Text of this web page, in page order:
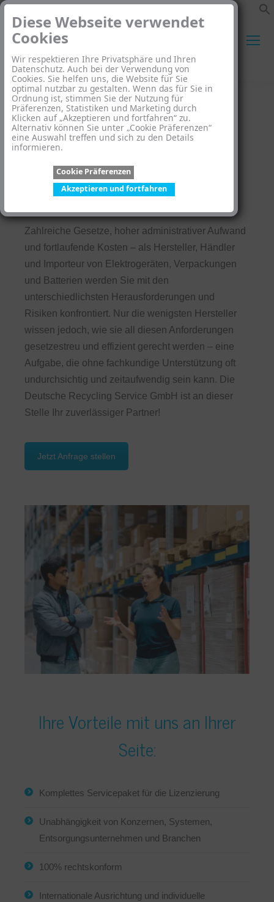
Diese Webseite verwendet
Cookies
Wir respektieren Ihre Privatsphäre und Ihren
Datenschutz. Auch bei der Verwendung von
Cookies. Sie helfen uns, die Website für Sie
optimal nutzbar zu gestalten. Wenn das für Sie in
Ordnung ist, stimmen Sie der Nutzung für
Präferenzen, Statistiken und Marketing durch
Klicken auf „Akzeptieren und fortfahren“ zu.
Alternativ können Sie unter „Cookie Präferenzen“
eine Auswahl treffen und sich zu den Details
informieren.
Cookie Präferenzen
Akzeptieren und fortfahren
Search:
Wir kümmern uns um Ihre
Umwelt-Compliance
Zahlreiche Gesetze, hoher administrativer Aufwand
und fortlaufende Kosten – als Hersteller, Händler
und Importeur von Elektrogeräten, Verpackungen
und Batterien werden Sie mit den
unterschiedlichsten Herausforderungen und
Risiken konfrontiert. Nur die wenigsten Hersteller
wissen jedoch, wie sie all diesen Anforderungen
gesetzestreu und effizient gerecht werden – eine
Aufgabe, die ohne fachkundige Unterstützung oft
undurchsichtig und zeitaufwendig sein kann. Die
Deutsche Recycling Service GmbH ist an dieser
Stelle Ihr zuverlässiger Partner!
Jetzt Anfrage stellen
Ihre Vorteile mit uns an Ihrer
Seite:
Komplettes Servicepaket für die Lizenzierung
Unabhängigkeit von Konzernen, Systemen,
Entsorgungsunternehmen und Branchen
100% rechtskonform
Internationale Ausrichtung und individuelle